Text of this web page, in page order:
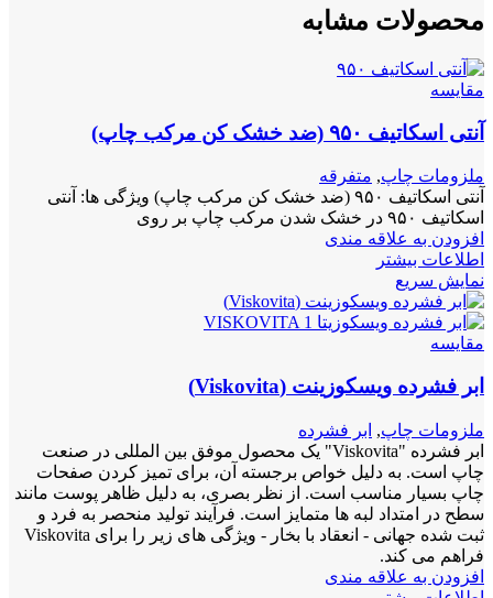
محصولات مشابه
مقايسه
آنتی اسکاتیف ۹۵۰ (ضد خشک کن مرکب چاپ)
ملزومات چاپ, متفرقه
آنتی اسکاتیف ۹۵۰ (ضد خشک کن مرکب چاپ) ویژگی ها: آنتی
اسکاتیف ۹۵۰ در خشک شدن مرکب چاپ بر روی
افزودن به علاقه مندی
اطلاعات بیشتر
نمایش سریع
مقايسه
ابر فشرده ویسکوزینت (Viskovita)
ملزومات چاپ, ابر فشرده
ابر فشرده "Viskovita" یک محصول موفق بین المللی در صنعت
چاپ است. به دلیل خواص برجسته آن، برای تمیز کردن صفحات
چاپ بسیار مناسب است. از نظر بصری، به دلیل ظاهر پوست مانند
سطح در امتداد لبه ها متمایز است. فرآیند تولید منحصر به فرد و
ثبت شده جهانی - انعقاد با بخار - ویژگی های زیر را برای Viskovita
فراهم می کند.
افزودن به علاقه مندی